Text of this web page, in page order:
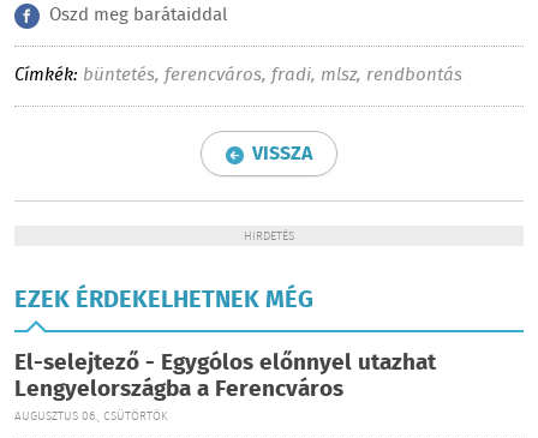
Oszd meg barátaiddal
Címkék: büntetés,ferencváros,fradi, mlsz, rendbontás
VISSZA
HIRDETÉS
EZEK ÉRDEKELHETNEK MÉG
El-selejtező - Egygólos előnnyel utazhat
Lengyelországba a Ferencváros
AUGUSZTUS 06., CSÜTÖRTÖK